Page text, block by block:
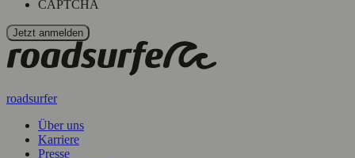
CAPTCHA
roadsurfer
Über uns
Karriere
Presse